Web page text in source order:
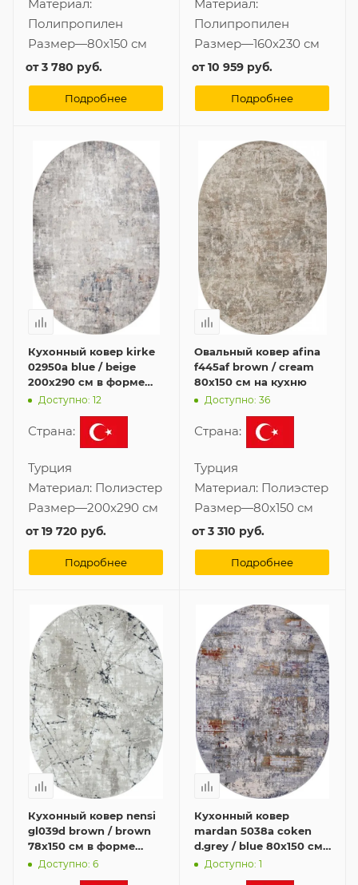
Материал:
Полипропилен
Размер—80x150 см
от3 780 руб.
Подробнее
Материал:
Полипропилен
Размер—160x230 см
от10 959 руб.
Подробнее
Кухонный ковер kirke
02950a blue / beige
200x290 см в форме
овала
Доступно: 12
Страна:
Турция
Материал: Полиэстер
Размер—200x290 см
от19 720 руб.
Подробнее
Овальный ковер afina
f445af brown / cream
80x150 см на кухню
Доступно: 36
Страна:
Турция
Материал: Полиэстер
Размер—80x150 см
от3 310 руб.
Подробнее
Кухонный ковер nensi
gl039d brown / brown
78x150 см в форме
овала
Доступно: 6
Кухонный ковер
mardan 5038a coken
d.grey / blue 80x150 см
в форме овала
Доступно: 1